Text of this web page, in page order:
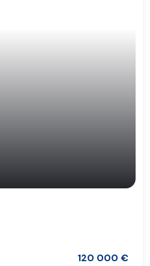
120 000 €